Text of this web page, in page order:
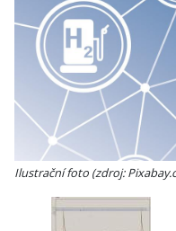
Ilustrační foto (zdroj: